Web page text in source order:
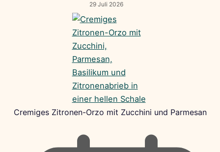
29 Juli 2026
Cremiges Zitronen-Orzo mit Zucchini und Parmesan